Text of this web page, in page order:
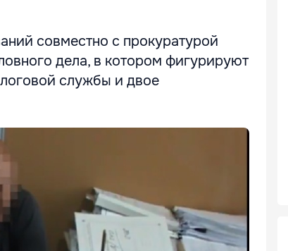
совместно с прокуратурой
дела, в котором фигурируют
службы и двое